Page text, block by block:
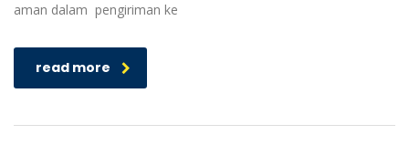
aman dalam pengiriman ke
read more